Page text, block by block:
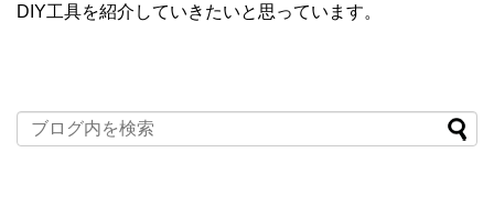
DIY工具を紹介していきたいと思っています。